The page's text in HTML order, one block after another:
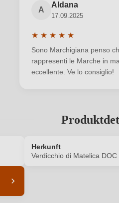
Neuer Kunde?
ANMELDEN
A
Aldana
17.09.2025
★ ★ ★ ★ ★
Durchschnittliche
Sono Marchigiana penso
rappresenti le Marche in
eccellente. Ve lo consiglio!
Herkunft
Verdicchio di Matelica DOC